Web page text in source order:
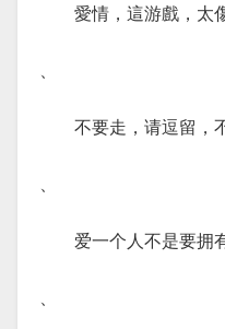
愛情，這游戲，太
、
不要走，请逗留，
、
爱一个人不是要拥
、